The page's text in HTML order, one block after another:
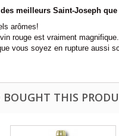
meilleurs Saint-Joseph
arômes!
rouge est vraiment
vous soyez en rupture aussi
BOUGHT THIS